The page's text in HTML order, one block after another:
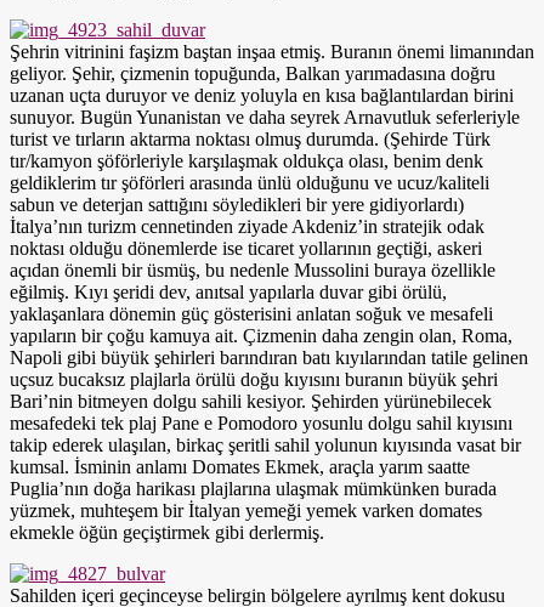
Şehrin vitrinini faşizm baştan inşaa etmiş. Buranın önemi limanından
geliyor. Şehir, çizmenin topuğunda, Balkan yarımadasına doğru
uzanan uçta duruyor ve deniz yoluyla en kısa bağlantılardan birini
sunuyor. Bugün Yunanistan ve daha seyrek Arnavutluk seferleriyle
turist ve tırların aktarma noktası olmuş durumda. (Şehirde Türk
tır/kamyon şöförleriyle karşılaşmak oldukça olası, benim denk
geldiklerim tır şöförleri arasında ünlü olduğunu ve ucuz/kaliteli
sabun ve deterjan sattığını söyledikleri bir yere gidiyorlardı)
İtalya’nın turizm cennetinden ziyade Akdeniz’in stratejik odak
noktası olduğu dönemlerde ise ticaret yollarının geçtiği, askeri
açıdan önemli bir üsmüş, bu nedenle Mussolini buraya özellikle
eğilmiş. Kıyı şeridi dev, anıtsal yapılarla duvar gibi örülü,
yaklaşanlara dönemin güç gösterisini anlatan soğuk ve mesafeli
yapıların bir çoğu kamuya ait. Çizmenin daha zengin olan, Roma,
Napoli gibi büyük şehirleri barındıran batı kıyılarından tatile gelinen
uçsuz bucaksız plajlarla örülü doğu kıyısını buranın büyük şehri
Bari’nin bitmeyen dolgu sahili kesiyor. Şehirden yürünebilecek
mesafedeki tek plaj Pane e Pomodoro yosunlu dolgu sahil kıyısını
takip ederek ulaşılan, birkaç şeritli sahil yolunun kıyısında vasat bir
kumsal. İsminin anlamı Domates Ekmek, araçla yarım saatte
Puglia’nın doğa harikası plajlarına ulaşmak mümkünken burada
yüzmek, muhteşem bir İtalyan yemeği yemek varken domates
ekmekle öğün geçiştirmek gibi derlermiş.
Sahilden içeri geçinceyse belirgin bölgelere ayrılmış kent dokusu